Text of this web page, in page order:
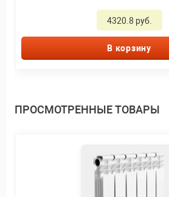
4320.8 руб.
В корзину
ПРОСМОТРЕННЫЕ ТОВАРЫ